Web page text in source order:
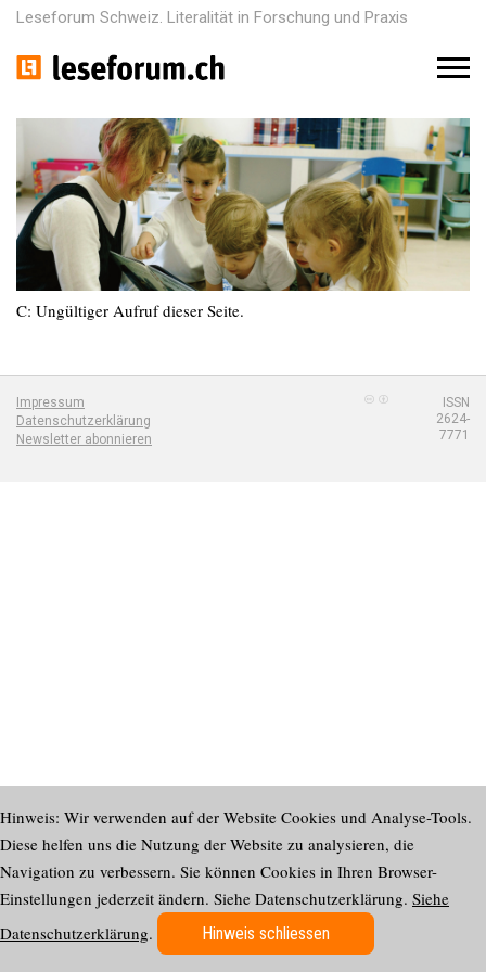
Leseforum Schweiz. Literalität in Forschung und Praxis
M
u
C: Ungültiger Aufruf dieser Seite.
Impressum
Datenschutzerklärung
Newsletter abonnieren
ISSN
2624-
7771
Hinweis: Wir verwenden auf der Website Cookies und Analyse-Tools.
Diese helfen uns die Nutzung der Website zu analysieren, die
Navigation zu verbessern. Sie können Cookies in Ihren Browser-
Einstellungen jederzeit ändern. Siehe Datenschutzerklärung. Siehe
Datenschutzerklärung. Hinweis schliessen